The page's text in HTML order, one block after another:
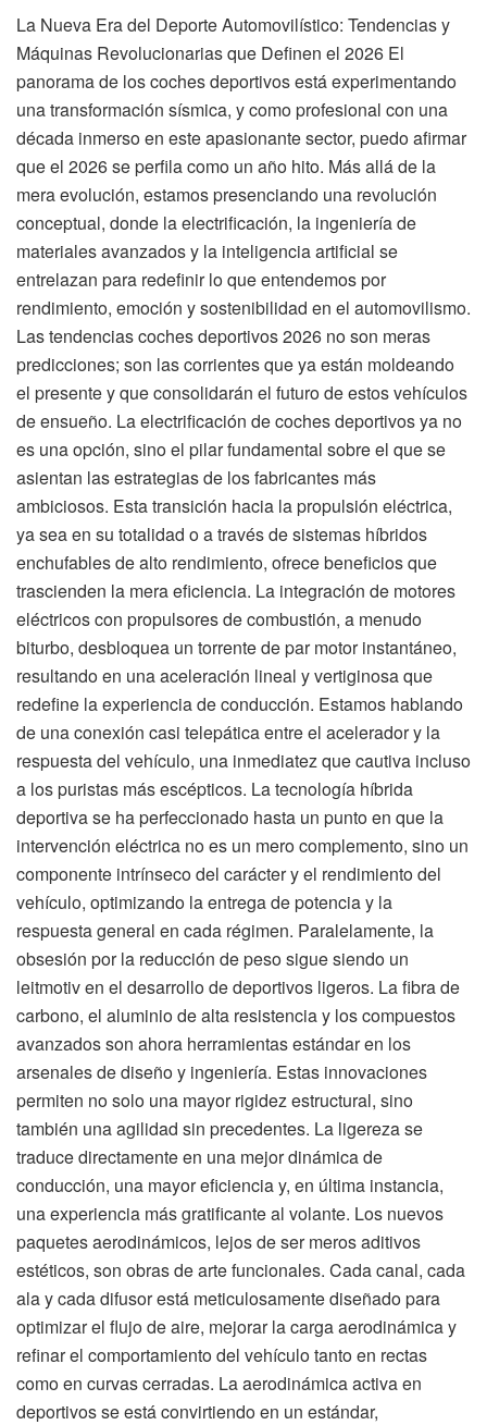
La Nueva Era del Deporte Automovilístico: Tendencias y
Máquinas Revolucionarias que Definen el 2026 El
panorama de los coches deportivos está experimentando
una transformación sísmica, y como profesional con una
década inmerso en este apasionante sector, puedo afirmar
que el 2026 se perfila como un año hito. Más allá de la
mera evolución, estamos presenciando una revolución
conceptual, donde la electrificación, la ingeniería de
materiales avanzados y la inteligencia artificial se
entrelazan para redefinir lo que entendemos por
rendimiento, emoción y sostenibilidad en el automovilismo.
Las tendencias coches deportivos 2026 no son meras
predicciones; son las corrientes que ya están moldeando
el presente y que consolidarán el futuro de estos vehículos
de ensueño. La electrificación de coches deportivos ya no
es una opción, sino el pilar fundamental sobre el que se
asientan las estrategias de los fabricantes más
ambiciosos. Esta transición hacia la propulsión eléctrica,
ya sea en su totalidad o a través de sistemas híbridos
enchufables de alto rendimiento, ofrece beneficios que
trascienden la mera eficiencia. La integración de motores
eléctricos con propulsores de combustión, a menudo
biturbo, desbloquea un torrente de par motor instantáneo,
resultando en una aceleración lineal y vertiginosa que
redefine la experiencia de conducción. Estamos hablando
de una conexión casi telepática entre el acelerador y la
respuesta del vehículo, una inmediatez que cautiva incluso
a los puristas más escépticos. La tecnología híbrida
deportiva se ha perfeccionado hasta un punto en que la
intervención eléctrica no es un mero complemento, sino un
componente intrínseco del carácter y el rendimiento del
vehículo, optimizando la entrega de potencia y la
respuesta general en cada régimen. Paralelamente, la
obsesión por la reducción de peso sigue siendo un
leitmotiv en el desarrollo de deportivos ligeros. La fibra de
carbono, el aluminio de alta resistencia y los compuestos
avanzados son ahora herramientas estándar en los
arsenales de diseño y ingeniería. Estas innovaciones
permiten no solo una mayor rigidez estructural, sino
también una agilidad sin precedentes. La ligereza se
traduce directamente en una mejor dinámica de
conducción, una mayor eficiencia y, en última instancia,
una experiencia más gratificante al volante. Los nuevos
paquetes aerodinámicos, lejos de ser meros aditivos
estéticos, son obras de arte funcionales. Cada canal, cada
ala y cada difusor está meticulosamente diseñado para
optimizar el flujo de aire, mejorar la carga aerodinámica y
refinar el comportamiento del vehículo tanto en rectas
como en curvas cerradas. La aerodinámica activa en
deportivos se está convirtiendo en un estándar,